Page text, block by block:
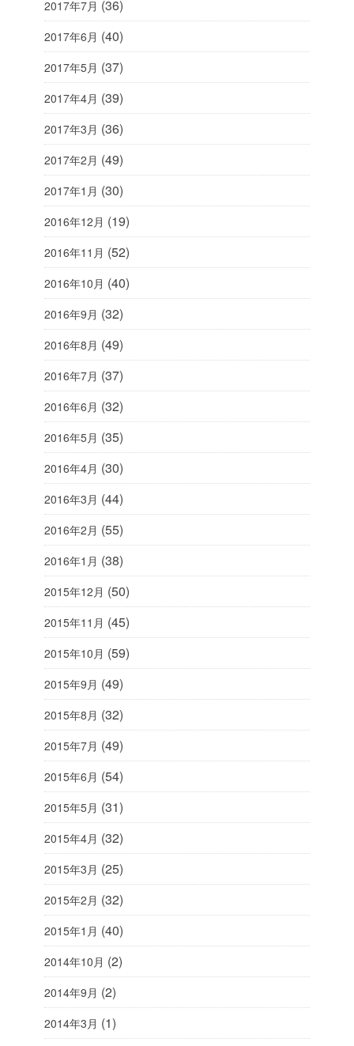
2017年7月 (36)
2017年6月 (40)
2017年5月 (37)
2017年4月 (39)
2017年3月 (36)
2017年2月 (49)
2017年1月 (30)
2016年12月 (19)
2016年11月 (52)
2016年10月 (40)
2016年9月 (32)
2016年8月 (49)
2016年7月 (37)
2016年6月 (32)
2016年5月 (35)
2016年4月 (30)
2016年3月 (44)
2016年2月 (55)
2016年1月 (38)
2015年12月 (50)
2015年11月 (45)
2015年10月 (59)
2015年9月 (49)
2015年8月 (32)
2015年7月 (49)
2015年6月 (54)
2015年5月 (31)
2015年4月 (32)
2015年3月 (25)
2015年2月 (32)
2015年1月 (40)
2014年10月 (2)
2014年9月 (2)
2014年3月 (1)